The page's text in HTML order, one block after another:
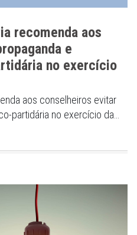
recomenda aos
e
no exercício
aos conselheiros evitar
partidária no exercício da